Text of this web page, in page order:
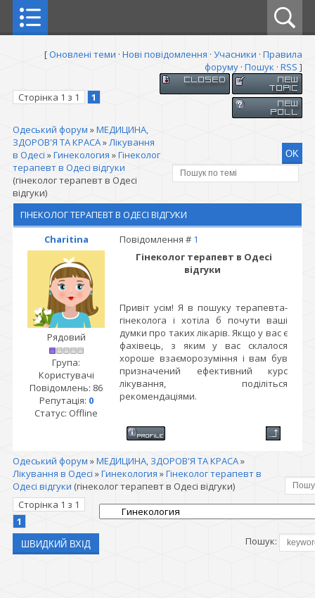
[Оновлені теми · Нові повідомлення · Учасники · Правила
форуму · Пошук · RSS ]
Сторінка 1 з 1 1
Одеський форум »МЕДИЦИНА,
ЗДОРОВ'Я ТА КРАСА»Лікування
в Одесі »Гинекология »Гінеколог
терапевт в Одесі відгуки
(гінеколог терапевт в Одесі
відгуки)
ГІНЕКОЛОГ ТЕРАПЕВТ В ОДЕСІ ВІДГУКИ
Charitina
Повідомлення # 1
Рядовий
Група:
Користувачі
Повідомлень: 86
Репутація: 0
Статус: Offline
Гінеколог терапевт в Одесі
відгуки
Привіт усім! Я в пошуку терапевта-
гінеколога і хотіла б почути ваші
думки про таких лікарів. Якщо у вас є
фахівець, з яким у вас склалося
хороше взаєморозуміння і вам був
призначений ефективний курс
лікування, поділіться
рекомендаціями.
Одеський форум »МЕДИЦИНА, ЗДОРОВ'Я ТА КРАСА»
Лікування в Одесі »Гинекология »Гінеколог терапевт в
Одесі відгуки (гінеколог терапевт в Одесі відгуки)
Сторінка 1 з 1
1
Пошук: